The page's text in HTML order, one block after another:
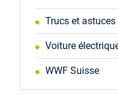
Trucs et astuces
Voiture
WWF Suisse